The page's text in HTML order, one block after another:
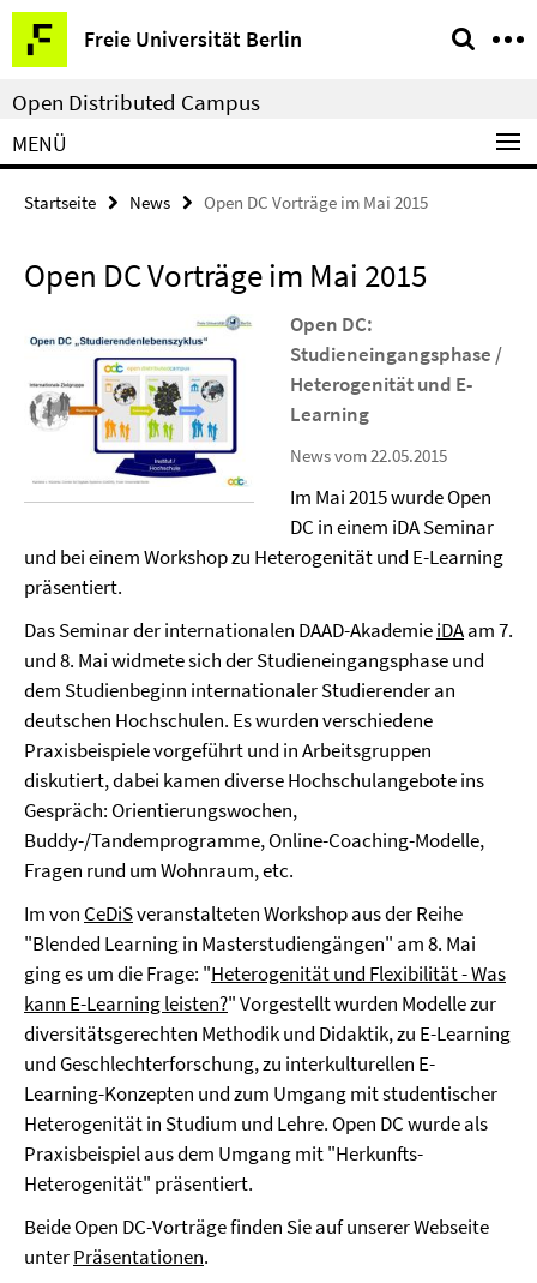
Springe
direkt
zu
Inhalt
Freie Universität Berlin
Service-
Navigation
Open Distributed Campus
MENÜ
Startseite News Open DC Vorträge im Mai 2015
Open DC Vorträge im Mai 2015
Open DC:
Studieneingangsphase /
Heterogenität und E-
Learning
News vom 22.05.2015
Im Mai 2015 wurde Open
DC in einem iDA Seminar
und bei einem Workshop zu Heterogenität und E-Learning
präsentiert.
Das Seminar der internationalen DAAD-AkademieiDAam 7.
und 8. Mai widmete sich der Studieneingangsphase und
dem Studienbeginn internationaler Studierender an
deutschen Hochschulen. Es wurden verschiedene
Praxisbeispiele vorgeführt und in Arbeitsgruppen
diskutiert, dabei kamen diverse Hochschulangebote ins
Gespräch: Orientierungswochen,
Buddy-/Tandemprogramme, Online-Coaching-Modelle,
Fragen rund um Wohnraum, etc.
Im von CeDiSveranstalteten Workshop aus der Reihe
"Blended Learning in Masterstudiengängen" am 8. Mai
ging es um die Frage: "Heterogenität und Flexibilität - Was
kann E-Learning leisten?" Vorgestellt wurden Modelle zur
diversitätsgerechten Methodik und Didaktik, zu E-Learning
und Geschlechterforschung, zu interkulturellen E-
Learning-Konzepten und zum Umgang mit studentischer
Heterogenität in Studium und Lehre. Open DC wurde als
Praxisbeispiel aus dem Umgang mit "Herkunfts-
Heterogenität" präsentiert.
Beide Open DC-Vorträge finden Sie auf unserer Webseite
unterPräsentationen.